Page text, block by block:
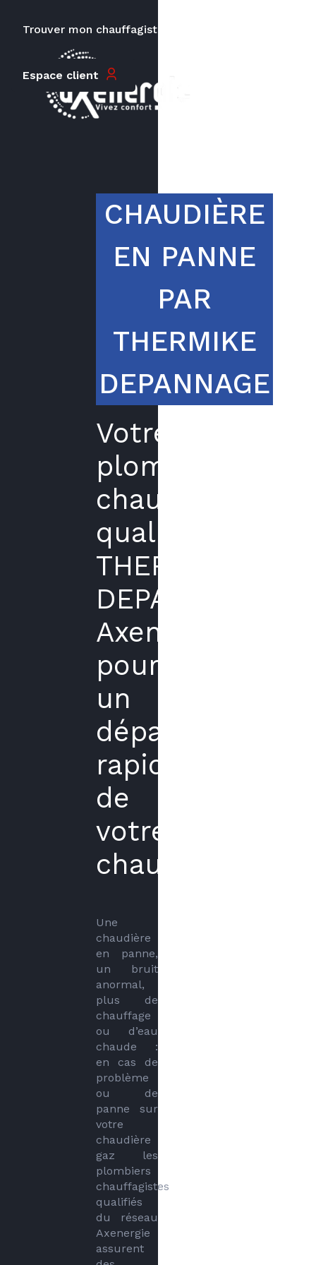
Trouver mon chauffagiste
Espace client
CHAUDIÈRE
EN PANNE
PAR
THERMIKE
DEPANNAGE
Votre
plombier
chauffagiste
qualifié
THERMIKE
DEPANNAGE
Axenergie
pour
un
dépannage
rapide
de
votre
chaudière
Une
chaudière
en panne,
un bruit
anormal,
plus de
chauffage
ou d’eau
chaude :
en cas de
problème
ou de
panne sur
votre
chaudière
gaz les
plombiers
chauffagistes
qualifiés
du réseau
Axenergie
assurent